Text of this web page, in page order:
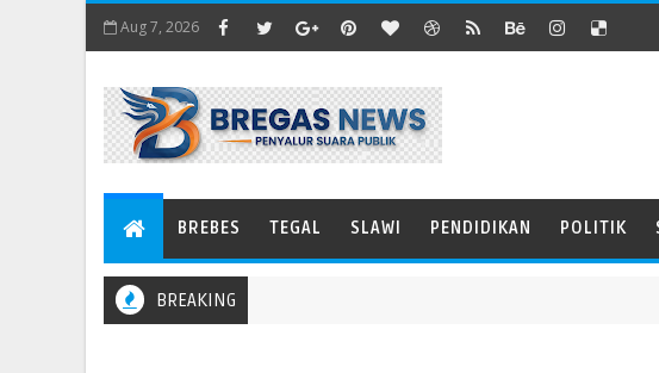
Aug 7, 2026
BREBES TEGAL SLAWI PENDIDIKAN POLITIK
BREAKING